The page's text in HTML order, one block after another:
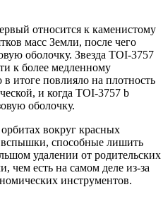
относится к каменистому
масс Земли, после чего
оболочку. Звезда TOI-3757
к более медленному
итоге повлияло на плотность
и когда TOI-3757 b
оболочку.
вокруг красных
вспышки, способные лишить
удалении от родительских
чем есть на самом деле из-за
инструментов.